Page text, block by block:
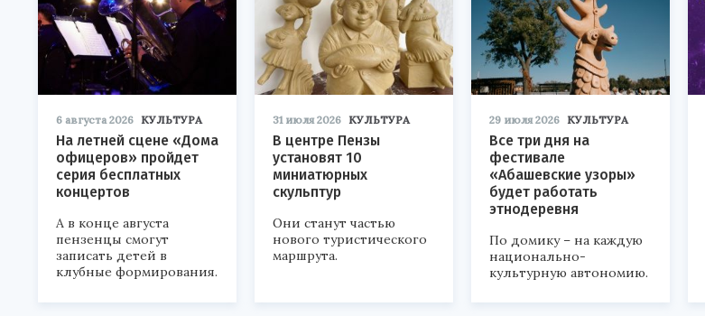
6 августа 2026 КУЛЬТУРА
На летней сцене «Дома
офицеров» пройдет
серия бесплатных
концертов
А в конце августа
пензенцы смогут
записать детей в
клубные формирования.
31 июля 2026 КУЛЬТУРА
В центре Пензы
установят 10
миниатюрных
скульптур
Они станут частью
нового туристического
маршрута.
29 июля 2026 КУЛЬТУРА
Все три дня на
фестивале
«Абашевские узоры»
будет работать
этнодеревня
По домику – на каждую
национально-
культурную автономию.